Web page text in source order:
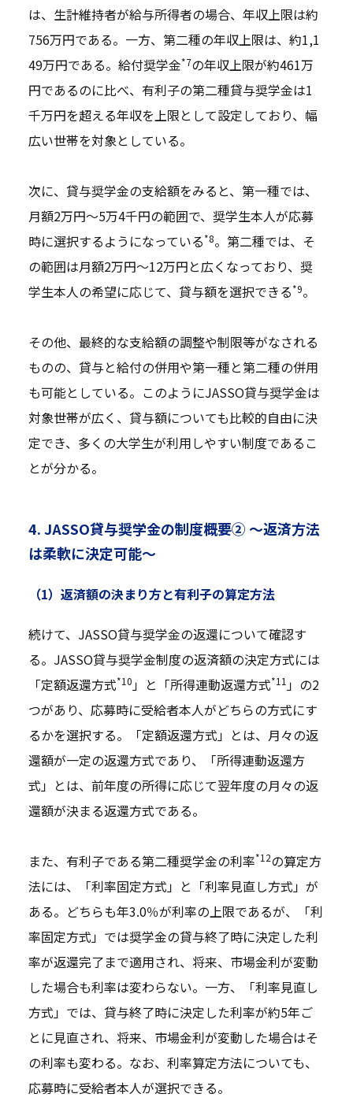
は、生計維持者が給与所得者の場合、年収上限は約
756万円である。一方、第二種の年収上限は、約1,1
49万円である。給付奨学金*7の年収上限が約461万
円であるのに比べ、有利子の第二種貸与奨学金は1
千万円を超える年収を上限として設定しており、幅
広い世帯を対象としている。
次に、貸与奨学金の支給額をみると、第一種では、
月額2万円～5万4千円の範囲で、奨学生本人が応募
時に選択するようになっている*8。第二種では、そ
の範囲は月額2万円～12万円と広くなっており、奨
学生本人の希望に応じて、貸与額を選択できる*9。
その他、最終的な支給額の調整や制限等がなされる
ものの、貸与と給付の併用や第一種と第二種の併用
も可能としている。このようにJASSO貸与奨学金は
対象世帯が広く、貸与額についても比較的自由に決
定でき、多くの大学生が利用しやすい制度であるこ
とが分かる。
4. JASSO貸与奨学金の制度概要② ～返済方法
は柔軟に決定可能～
（1）返済額の決まり方と有利子の算定方法
続けて、JASSO貸与奨学金の返還について確認す
る。JASSO貸与奨学金制度の返済額の決定方式には
「定額返還方式*10 」と「所得連動返還方式*11 」の2
つがあり、応募時に受給者本人がどちらの方式にす
るかを選択する。「定額返還方式」とは、月々の返
還額が一定の返還方式であり、「所得連動返還方
式」とは、前年度の所得に応じて翌年度の月々の返
還額が決まる返還方式である。
また、有利子である第二種奨学金の利率*12の算定方
法には、「利率固定方式」と「利率見直し方式」が
ある。どちらも年3.0％が利率の上限であるが、「利
率固定方式」では奨学金の貸与終了時に決定した利
率が返還完了まで適用され、将来、市場金利が変動
した場合も利率は変わらない。一方、「利率見直し
方式」では、貸与終了時に決定した利率が約5年ご
とに見直され、将来、市場金利が変動した場合はそ
の利率も変わる。なお、利率算定方法についても、
応募時に受給者本人が選択できる。